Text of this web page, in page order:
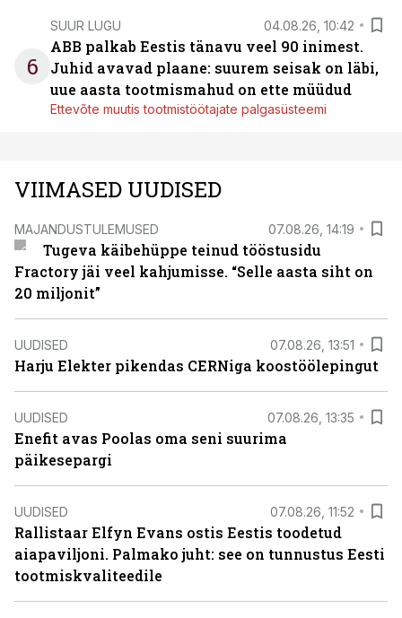
6
SUUR LUGU 04.08.26, 10:42
ABB palkab Eestis tänavu veel 90 inimest.
Juhid avavad plaane: suurem seisak on läbi,
uue aasta tootmismahud on ette müüdud
Ettevõte muutis tootmistöötajate palgasüsteemi
VIIMASED UUDISED
MAJANDUSTULEMUSED 07.08.26, 14:19
Tugeva käibehüppe teinud tööstusidu
Fractory jäi veel kahjumisse. “Selle aasta siht on
20 miljonit”
UUDISED 07.08.26, 13:51
Harju Elekter pikendas CERNiga koostöölepingut
UUDISED 07.08.26, 13:35
Enefit avas Poolas oma seni suurima
päikesepargi
UUDISED 07.08.26, 11:52
Rallistaar Elfyn Evans ostis Eestis toodetud
aiapaviljoni. Palmako juht: see on tunnustus Eesti
tootmiskvaliteedile